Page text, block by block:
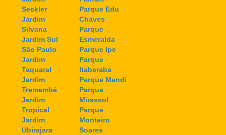
Seckler
Jardim
Silvana
Jardim Sul
São Paulo
Jardim
Taquaral
Jardim
Tremembé
Jardim
Tropical
Jardim
Ubirajara
Parque Edu
Chaves
Parque
Esmeralda
Parque Ipe
Parque
Itaberaba
Parque Mandi
Parque
Mirassol
Parque
Monteiro
Soares